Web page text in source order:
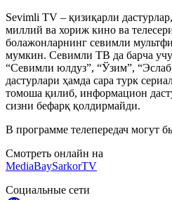
Sevimli TV – қизиқарли
миллий ва хориж кино ва
болажонларнинг севимли
мумкин. Севимли ТВ да барча
“Севимли юлдуз”, “Ўзим”,
дастурлари ҳамда сара турк
томоша қилиб, информацион
сизни бефарқ қолдирмайди.
В программе телепередач могут
Смотреть онлайн на
MediaBaySarkorTV
Социальные сети